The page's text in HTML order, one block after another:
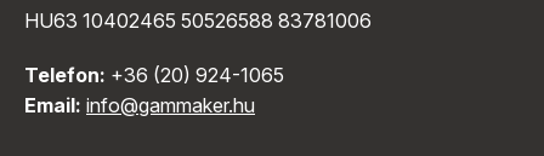
HU63 10402465 50526588 83781006
Telefon: +36 (20) 924-1065
Email: info@gammaker.hu